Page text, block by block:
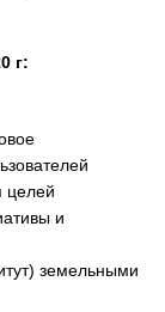
г:
целей
и
земельными